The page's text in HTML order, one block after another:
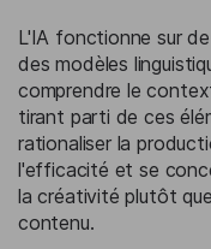
L'IA fonctionne sur
des modèles
comprendre le
tirant parti de ces
rationaliser la
l'efficacité et se
la créativité plutôt
contenu.